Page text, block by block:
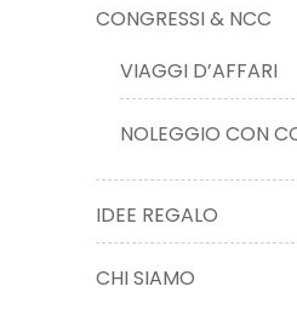
CONGRESSI & NCC
VIAGGI D’AFFARI
NOLEGGIO CON
IDEE REGALO
CHI SIAMO